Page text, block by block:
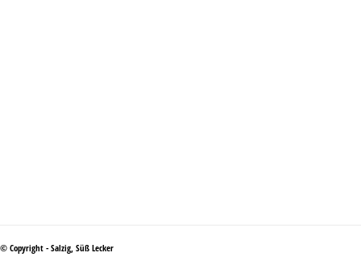
© Copyright - Salzig, Süß Lecker